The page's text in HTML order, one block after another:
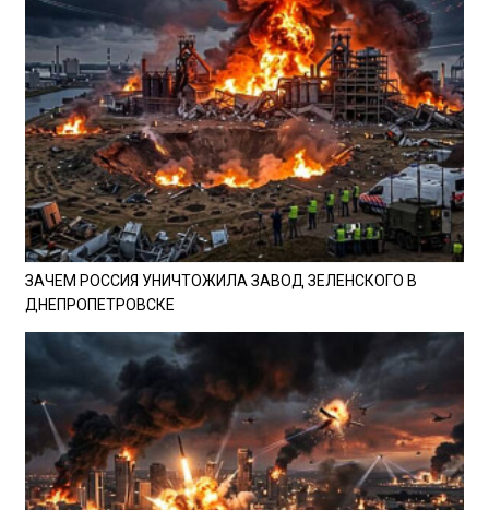
ЗАЧЕМ РОССИЯ УНИЧТОЖИЛА ЗАВОД ЗЕЛЕНСКОГО В
ДНЕПРОПЕТРОВСКЕ